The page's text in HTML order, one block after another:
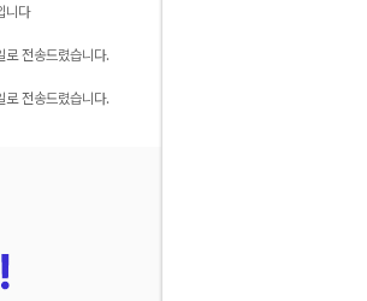
니다
로 전송드렸습니다.
로 전송드렸습니다.